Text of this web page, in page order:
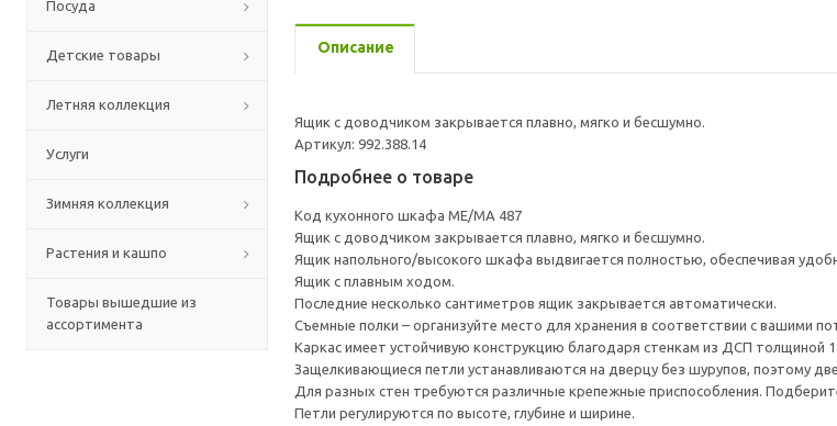
Посуда
Детские товары
Летняя коллекция
Услуги
Зимняя коллекция
Растения и кашпо
Товары вышедшие из
ассортимента
Описание
Ящик с доводчиком закрывается плавно, мягко и бесшумно.
Артикул: 992.388.14
Подробнее о товаре
Код кухонного шкафа ME/MA 487
Ящик с доводчиком закрывается плавно, мягко и бесшумно.
Ящик напольного/высокого шкафа выдвигается полностью, обеспечивая
Ящик с плавным ходом.
Последние несколько сантиметров ящик закрывается автоматически.
Съемные полки – организуйте место для хранения в соответствии с вашими
Каркас имеет устойчивую конструкцию благодаря стенкам из ДСП толщиной
Защелкивающиеся петли устанавливаются на дверцу без шурупов, поэтому
Для разных стен требуются различные крепежные приспособления.
Петли регулируются по высоте, глубине и ширине.